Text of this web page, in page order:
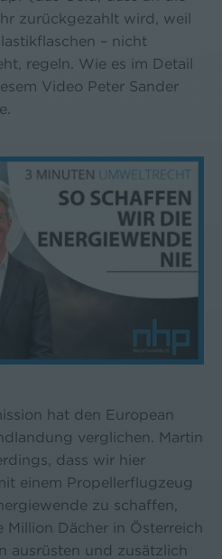
zurückgezahlt wird, weil
– nicht
regeln. Wie es im Detail
Video Peter Sander
hat den European
verglichen. Martin
dass wir hier
einem Propellerflugzeug
zu schaffen,
Dächer in Österreich
ausrüsten und zusätzlich